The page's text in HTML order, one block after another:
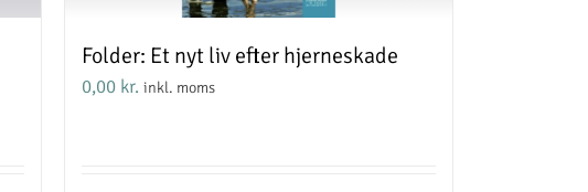
Folder: Et nyt liv efter hjerneskade
0,00 kr. inkl. moms